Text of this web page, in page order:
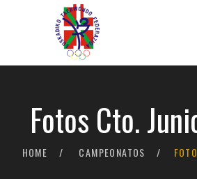
Fotos Cto.
HOME CAMPEONATOS